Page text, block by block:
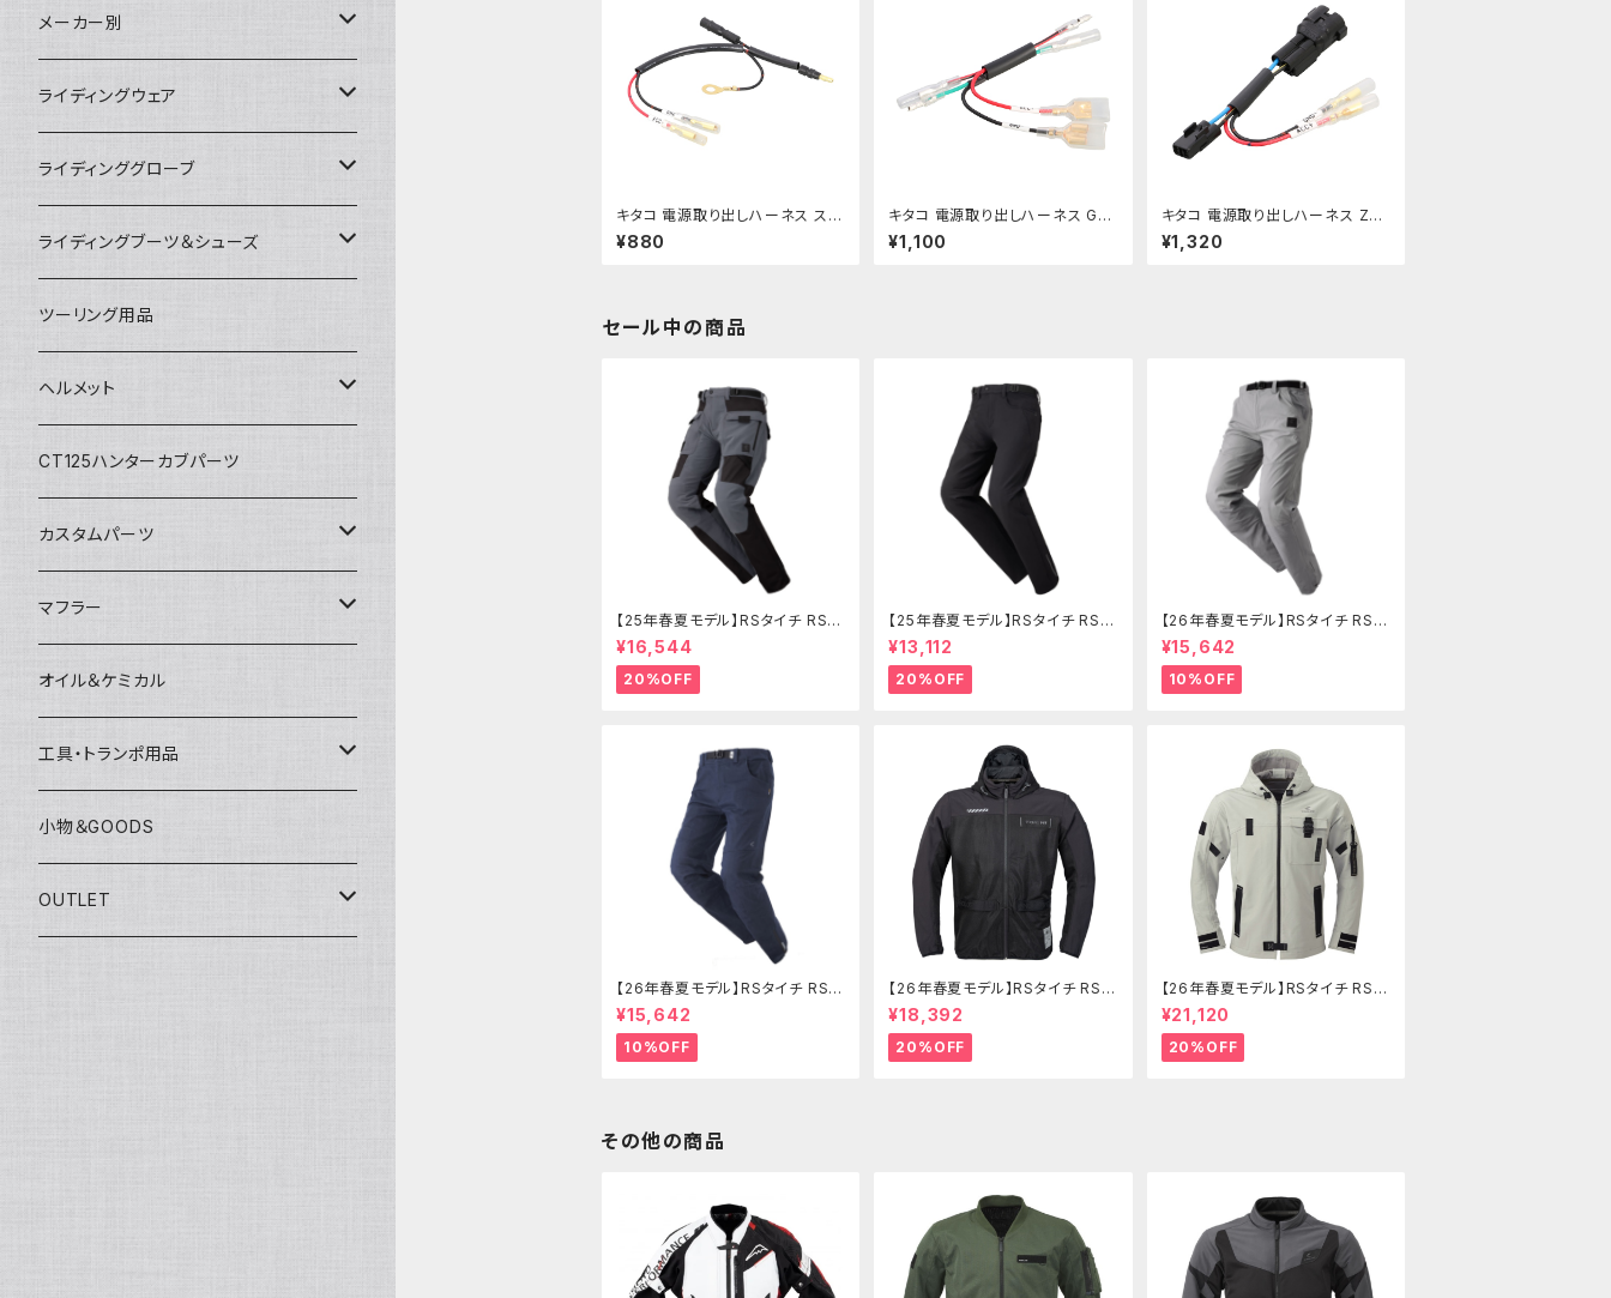
キタコ 電源取り出しハーネス スー
パーカブC125 etc【756-131190
0】
¥880
キタコ 電源取り出しハーネス GB
350/S etc【 756-9000180】
¥1,100
キタコ 電源取り出しハーネス Z9
00RS/-カフェ etc 【756-9000
430】
¥1,320
セール中の商品
【25年春夏モデル】RSタイチ RSY
272 クイックドライメッシュパンツ
¥16,544
20%OFF
【25年春夏モデル】RSタイチ RSY
271 クイックドライストレートパン
ツ
¥13,112
20%OFF
【26年春夏モデル】RSタイチ RSY
273 コーデュラライトエアーパン
ツ
¥15,642
10%OFF
【26年春夏モデル】RSタイチ RSY
274 コーデュラライトデニムパンツ
¥15,642
10%OFF
【26年春夏モデル】RSタイチ RSJ
334 エアーフリップパーカ
¥18,392
20%OFF
【26年春夏モデル】RSタイチ RSJ
335 クイックドライパーカ
¥21,120
20%OFF
その他の商品
メーカー別
KUSHITANI
RSタイチ
アルパインスターズ
アライヘルメット
SHOEI
OGKカブト
HJC
ライディングウェア
春夏ライディングジャケット
春夏ライディングパンツ
秋冬ライディングジャケット
電熱ウェア
秋冬ライディングパンツ
秋冬防寒インナーウェア
レザーウェア
プロテクター＆小物
電熱ウェア
インナーウェア
グローブ
ライディンググローブ
オールシーズングローブ
メッシュグローブ
秋冬防風防寒グローブ
電熱グローブ
ライディングブーツ＆シューズ
ライディングブーツ
ライディングシューズ
ツーリング用品
ヘルメット
フルフェイスヘルメット
オープンフェイスヘルメット
パーツ&小物
CT125ハンターカブパーツ
カスタムパーツ
HONDA
YAMAHA
SUZUKI
KAWASAKI
外装パーツ
マフラー
HONDA
YAMAHA
SUZUKI
KAWASAKI
オイル＆ケミカル
工具・トランポ用品
充電器
小物＆GOODS
OUTLET